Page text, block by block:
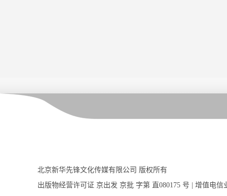
北京新华先锋文化传媒有限公司 版权所有
出版物经营许可证 京出发 京批 字第 直080175 号 | 增值电信